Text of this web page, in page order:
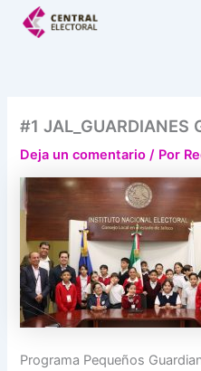
#1 JAL_GUARDIANES
Deja un comentario / Por
Programa Pequeños